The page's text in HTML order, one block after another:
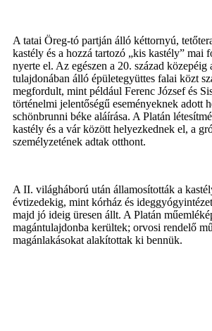
A tatai Öreg-tó partján álló kéttornyú,
kastély és a hozzá tartozó „kis kastély” mai
nyerte el. Az egészen a 20. század közepéig
tulajdonában álló épületegyüttes falai közt
megfordult, mint például Ferenc József és
történelmi jelentőségű eseményeknek adott
schönbrunni béke aláírása. A Platán
kastély és a vár között helyezkednek el, a
személyzetének adtak otthont.
A II. világháború után államosították a
évtizedekig, mint kórház és
majd jó ideig üresen állt. A Platán
magántulajdonba kerültek; orvosi rendelő
magánlakásokat alakítottak ki bennük.